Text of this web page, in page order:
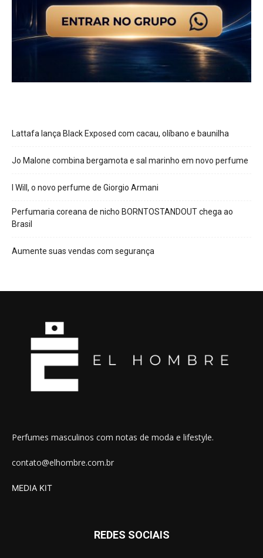
Lattafa lança Black Exposed com cacau, olíbano e baunilha
Jo Malone combina bergamota e sal marinho em novo perfume
I Will, o novo perfume de Giorgio Armani
Perfumaria coreana de nicho BORNTOSTANDOUT chega ao
Brasil
Aumente suas vendas com segurança
Perfumes masculinos com notas de moda e lifestyle.
contato@elhombre.com.br
MEDIA KIT
REDES SOCIAIS